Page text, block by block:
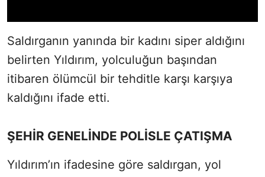
Saldırganın yanında bir kadını siper aldığını
belirten Yıldırım, yolculuğun başından
itibaren ölümcül bir tehditle karşı karşıya
kaldığını ifade etti.
ŞEHİR GENELİNDE POLİSLE ÇATIŞMA
Yıldırım’ın ifadesine göre saldırgan, yol